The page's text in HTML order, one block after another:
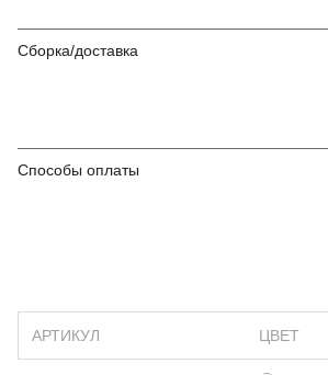
Сборка/доставка
Способы оплаты
АРТИКУЛ ЦВЕТ